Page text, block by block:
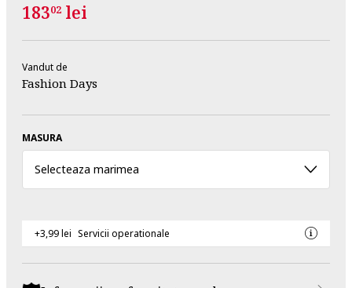
18302 lei
Vandut de
Fashion Days
MASURA
Selecteaza marimea
+3,99 lei Servicii operationale